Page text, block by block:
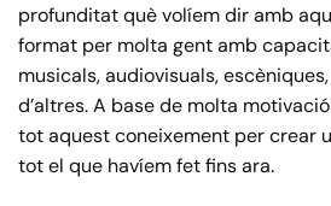
profunditat què volíem dir amb
format per molta gent amb
musicals, audiovisuals,
d’altres. A base de molta
tot aquest coneixement per crear
tot el que havíem fet fins ara.